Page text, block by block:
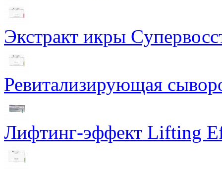
Экстракт икры
Ревитализирующая
Лифтинг-эффект Lifting